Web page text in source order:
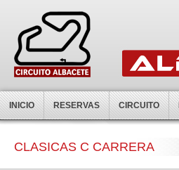
INICIO RESERVAS CIRCUITO
CLASICAS C CARRERA